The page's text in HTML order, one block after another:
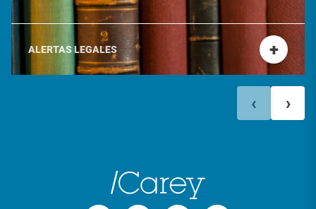
ALERTAS LEGALES +
‹ ›